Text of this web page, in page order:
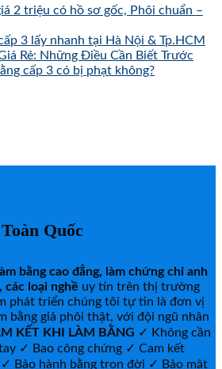
2 triệu có hồ sơ gốc, Phôi chuẩn –
3 lấy nhanh tại Hà Nội & Tp.HCM
Rẻ: Những Điều Cần Biết Trước
cấp 3 có bị phạt không?
Quốc
bằng cao đẳng, làm chứng chỉ anh
các loại nghề uy tín trên thị trường
phát triển chúng tôi tự tin là đơn vị
bằng giả phôi thật, với đội ngũ nhân
KẾT KHI LÀM BẰNG ✓ Không cần
✓ Bao công chứng ✓ Cam kết
Bảo hành bằng trọn đời ✓ Bảo mật